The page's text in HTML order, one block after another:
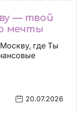
— твой
мечты
где Ты
20.07.2026